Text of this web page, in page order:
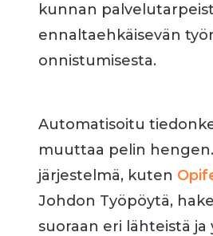
kunnan
ennaltaehkäisevän
onnistumisesta.
Automatisoitu
muuttaa pelin
järjestelmä, kuten
Johdon Työpöytä,
suoraan eri lähteistä ja